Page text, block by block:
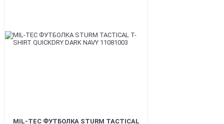
MIL-TEC ФУТБОЛКА STURM TACTICAL